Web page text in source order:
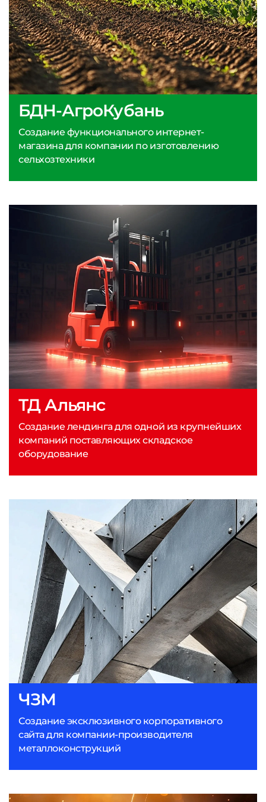
БДН-АгроКубань
Создание функционального интернет-
магазина для компании по изготовлению
сельхозтехники
ЧЗМ
Создание эксклюзивного корпоративного
сайта для компании-производителя
металлоконструкций
ТД Альянс
Создание лендинга для одной из крупнейших
компаний поставляющих складское
оборудование